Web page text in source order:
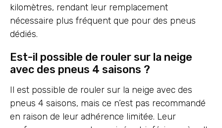
kilomètres, rendant leur remplacement
nécessaire plus fréquent que pour des pneus
dédiés.
Est-il possible de rouler sur la neige
avec des pneus 4 saisons ?
Il est possible de rouler sur la neige avec des
pneus 4 saisons, mais ce n’est pas recommandé
en raison de leur adhérence limitée. Leur